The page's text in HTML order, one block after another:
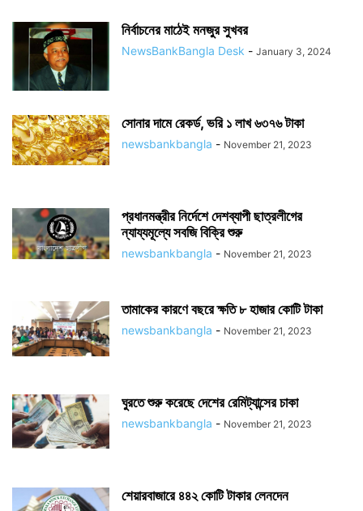
নির্বাচনের মাঠেই মনজুর সুখবর
NewsBankBangla Desk - January 3, 2024
সোনার দামে রেকর্ড, ভরি ১ লাখ ৬৩৭৬ টাকা
newsbankbangla - November 21, 2023
প্রধানমন্ত্রীর নির্দেশে দেশব্যাপী ছাত্রলীগের
ন্যায্যমূল্যে সবজি বিক্রি শুরু
newsbankbangla - November 21, 2023
তামাকের কারণে বছরে ক্ষতি ৮ হাজার কোটি টাকা
newsbankbangla - November 21, 2023
ঘুরতে শুরু করেছে দেশের রেমিট্যান্সের চাকা
newsbankbangla - November 21, 2023
শেয়ারবাজারে ৪৪২ কোটি টাকার লেনদেন